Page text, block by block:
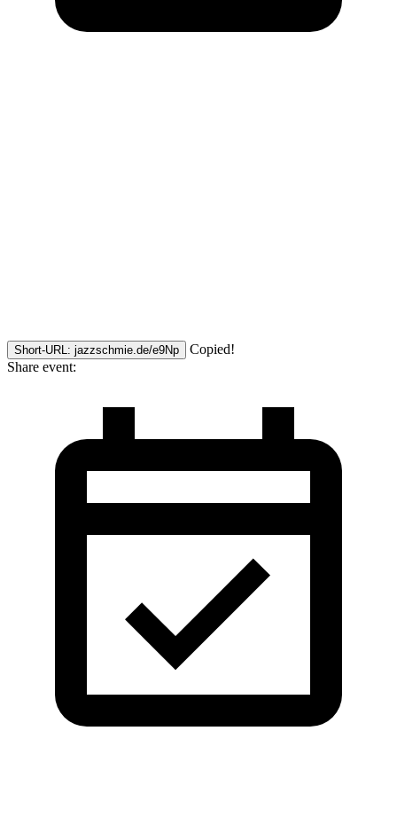
Short-URL: jazzschmie.de/e9Np
Copied!
Share event: